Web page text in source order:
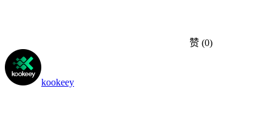
赞 (0)
kookeey